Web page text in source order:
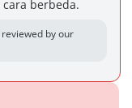
berbeda.
by our